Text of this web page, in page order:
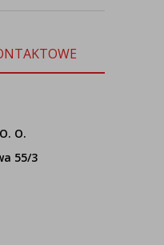
abażurem
O.
55/3